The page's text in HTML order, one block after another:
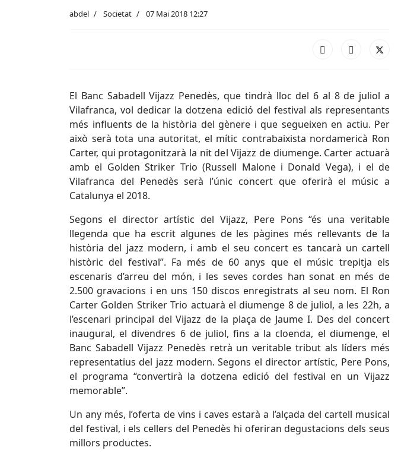
abdel Societat 07 Mai 2018 12:27
El Banc Sabadell Vijazz Penedès, que tindrà lloc del 6 al 8 de juliol a
Vilafranca, vol dedicar la dotzena edició del festival als representants
més influents de la història del gènere i que segueixen en actiu. Per
això serà tota una autoritat, el mític contrabaixista nordamericà Ron
Carter, qui protagonitzarà la nit del Vijazz de diumenge. Carter actuarà
amb el Golden Striker Trio (Russell Malone i Donald Vega), i el de
Vilafranca del Penedès serà l’únic concert que oferirà el músic a
Catalunya el 2018.
Segons el director artístic del Vijazz, Pere Pons “és una veritable
llegenda que ha escrit algunes de les pàgines més rellevants de la
història del jazz modern, i amb el seu concert es tancarà un cartell
històric del festival”. Fa més de 60 anys que el músic trepitja els
escenaris d’arreu del món, i les seves cordes han sonat en més de
2.500 gravacions i en uns 150 discos enregistrats al seu nom. El Ron
Carter Golden Striker Trio actuarà el diumenge 8 de juliol, a les 22h, a
l’escenari principal del Vijazz de la plaça de Jaume I. Des del concert
inaugural, el divendres 6 de juliol, fins a la cloenda, el diumenge, el
Banc Sabadell Vijazz Penedès retrà un veritable tribut als líders més
representatius del jazz modern. Segons el director artístic, Pere Pons,
el programa “convertirà la dotzena edició del festival en un Vijazz
memorable”.
Un any més, l’oferta de vins i caves estarà a l’alçada del cartell musical
del festival, i els cellers del Penedès hi oferiran degustacions dels seus
millors productes.